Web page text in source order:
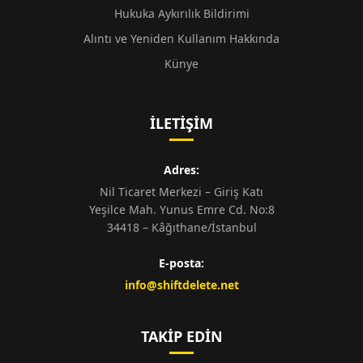
Hukuka Aykırılık Bildirimi
Alıntı ve Yeniden Kullanım Hakkında
Künye
İLETIŞIM
Adres:
Nil Ticaret Merkezi – Giriş Katı
Yeşilce Mah. Yunus Emre Cd. No:8
34418 – Kâğıthane/İstanbul
E-posta:
info@shiftdelete.net
TAKIP EDIN